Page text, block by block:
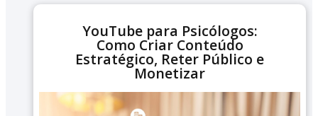
YouTube para Psicólogos:
Como Criar Conteúdo
Estratégico, Reter Público e
Monetizar